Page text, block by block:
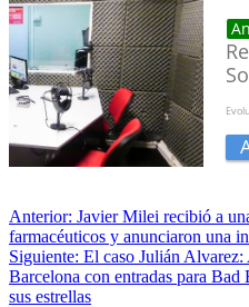
Anterior: Javier Milei recibió a
farmacéuticos y anunciaron una
Siguiente: El caso Julián
Barcelona con entradas para
sus estrellas